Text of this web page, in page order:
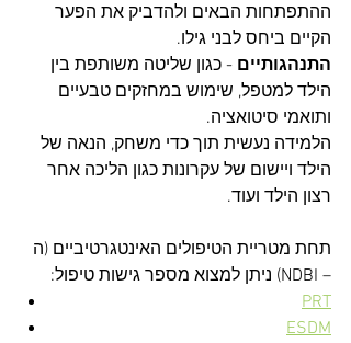
ההתפתחות הבאים ולהדביק את הפער
הקיים ביחס לבני גילו.
התנהגותיים - כגון שליטה משותפת בין
הילד למטפל, שימוש במחזקים טבעיים
ותואמי סיטואציה.
הלמידה נעשית תוך כדי משחק, הנאה של
הילד ויישום של עקרונות כגון הליכה אחר
רצון הילד ועוד.
תחת מטריית הטיפולים האינטגרטיביים (ה
– NDBI) ניתן למצוא מספר גישות טיפול:
PRT
ESDM